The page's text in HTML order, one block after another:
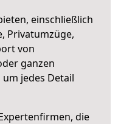
einschließlich
Privatumzüge,
von
ganzen
jedes Detail
die